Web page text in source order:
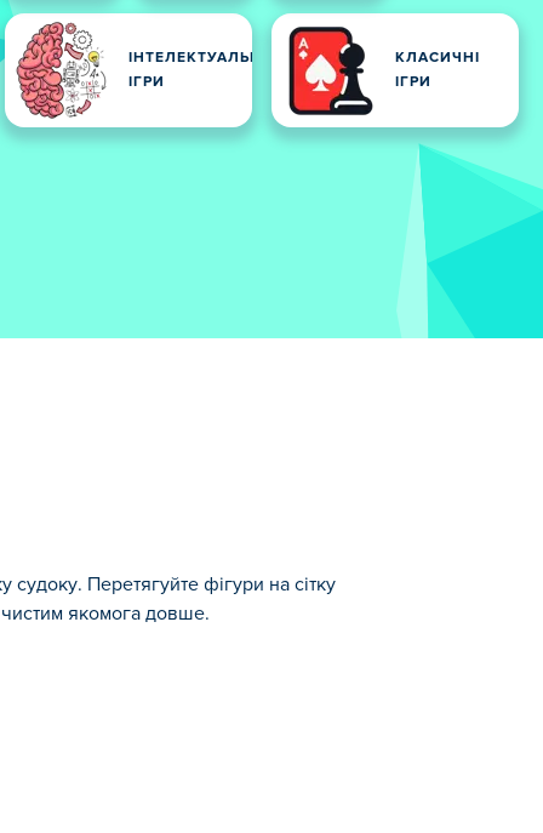
ІНТЕЛЕКТУАЛЬНІ
ІГРИ
КЛАСИЧНІ
ІГРИ
Перетягуйте фігури на сітку
якомога довше.